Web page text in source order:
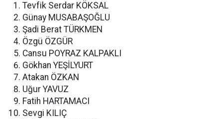
Tevfik Serdar KÖKSAL
Günay MUSABAŞOĞLU
Şadi Berat TÜRKMEN
Özgü ÖZGÜR
Cansu POYRAZ KALPAKLI
Gökhan YEŞİLYURT
Atakan ÖZKAN
Uğur YAVUZ
Fatih HARTAMACI
Sevgi KILIÇ